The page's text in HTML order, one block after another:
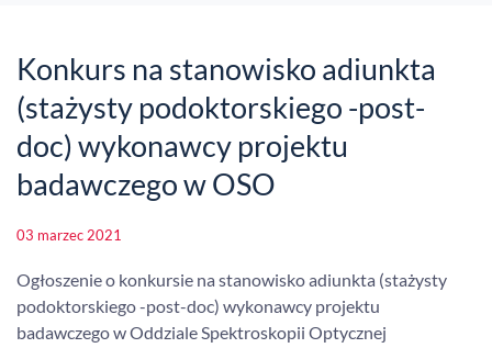
Konkurs na stanowisko adiunkta
(stażysty podoktorskiego -post-
doc) wykonawcy projektu
badawczego w OSO
03 marzec 2021
Ogłoszenie o konkursie na stanowisko adiunkta (stażysty
podoktorskiego -post-doc) wykonawcy projektu
badawczego w Oddziale Spektroskopii Optycznej